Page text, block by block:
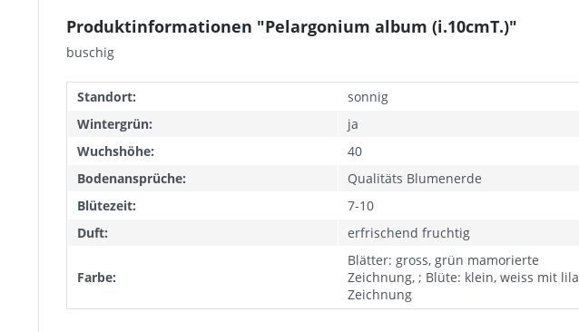
Produktinformationen "Pelargonium album (i.10cmT.)"
buschig
Standort:
sonnig
Wintergrün:
ja
Wuchshöhe:
40
Bodenansprüche:
Qualitäts Blumenerde
Blütezeit:
7-10
Duft:
erfrischend fruchtig
Farbe:
Blätter: gross, grün mamorierte
Zeichnung, ; Blüte: klein, weiss mit lila
Zeichnung